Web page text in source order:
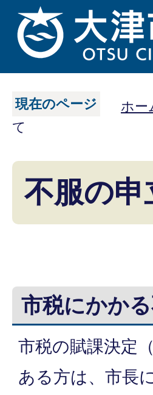
現在のページ ホー
て
不服の申
市税にかか
市税の賦課決定
ある方は、市長